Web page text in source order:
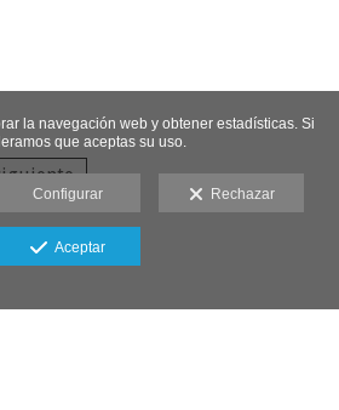
la navegación web y obtener estadísticas. Si
que aceptas su uso.
Configurar Rechazar
Aceptar